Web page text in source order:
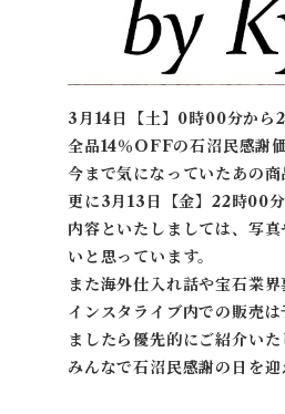
3月14日【土】0時00分から
全品14％OFFの石沼民感謝
今まで気になっていたあの
更に3月13日【金】22時00
内容といたしましては、写
いと思っています。
また海外仕入れ話や宝石業
インスタライブ内での販売
ましたら優先的にご紹介いた
みんなで石沼民感謝の日を迎